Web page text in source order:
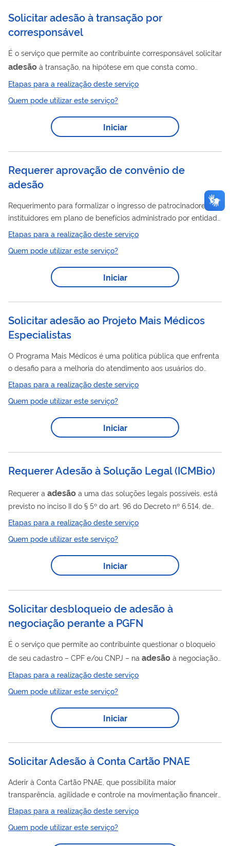
Solicitar adesão à transação por
corresponsável
É o serviço que permite ao contribuinte corresponsável solicitar
adesão à transação, na hipótese em que consta como
corresponsável no sistema da dívida ativa, mas a
automática. Aadesãoautomática só é permitida para dívidas
inscritas há mais de 15 anos e para as de pequeno valor. Em
relação às demais, quando o corresponsável solicitar a
Etapas para a realização deste serviço
Quem pode utilizar este serviço?
Iniciar
Requerer aprovação de convênio de
adesão
Requerimento para formalizar o ingresso de patrocinadores ou
instituidores em plano de benefícios administrado por entidade
fechada de previdência complementar.
Etapas para a realização deste serviço
Quem pode utilizar este serviço?
Iniciar
Solicitar adesão ao Projeto Mais Médicos
Especialistas
O Programa Mais Médicos é uma política pública que enfrenta
o desafio para a melhoria do atendimento aos usuários do
Sistema Único de Saúde - SUS. O programa leva médicos
para regiões prioritárias, remotas, de difícil acesso e de alto
índice de vulnerabilidade, onde há escassez ou ausência
desses profissionais. Também promove a formação e
qualificação dos profissionais por meio de parcerias com
equidade no acesso aos serviços de saúde...
Etapas para a realização deste serviço
Quem pode utilizar este serviço?
Iniciar
Requerer Adesão à Solução Legal (ICMBio)
Requerer a adesão a uma das soluções legais possíveis, está
previsto no inciso II do § 5º do art. 96 do Decreto nº 6.514, de
2008, para encerrar o processo de apuração de infração
ambiental.
Etapas para a realização deste serviço
Quem pode utilizar este serviço?
Iniciar
Solicitar desbloqueio de adesão à
negociação perante a PGFN
É o serviço que permite ao contribuinte questionar o bloqueio
de seu cadastro – CPF e/ou CNPJ – na adesão à negociação
perante a PGFN e, se for o caso, solicitar o desbloqueio para
prosseguir com a negociação. Atenção! Este serviço é
destinado apenas aos contribuintes que tentaram aderir a uma
negociação pela internet, mas que não puderam prosseguir
porque o sistema informou que aadesão
à modalidade está
Etapas para a realização deste serviço
Quem pode utilizar este serviço?
Iniciar
Solicitar Adesão à Conta Cartão PNAE
Aderir à Conta Cartão PNAE, que possibilita maior
transparência, agilidade e controle na movimentação financeira
dos recursos do PNAE, conforme estabelece o Inciso XI, Art. 47
da Resolução CD/FNDE nº 6/2020. O Cartão PNAE foi
implantado a partir do Acordo de Cooperação nº 47/2018,
firmado entre o Banco do Brasil e o FNDE.
Etapas para a realização deste serviço
Quem pode utilizar este serviço?